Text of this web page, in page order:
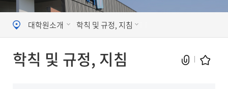
대학원소개 학칙 및 규정, 지침
학칙 및 규정, 지침